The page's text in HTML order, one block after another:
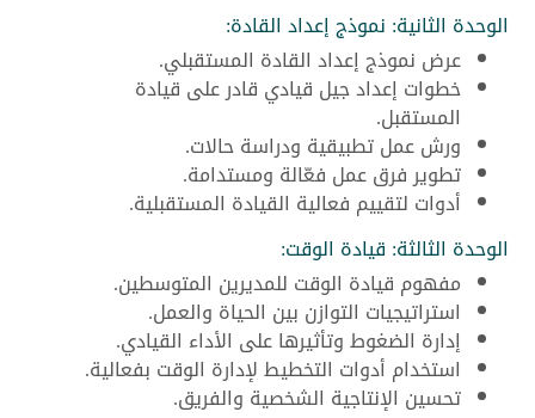
الوحدة الثانية: نموذج إعداد القادة:
عرض نموذج إعداد القادة المستقبلي.
خطوات إعداد جيل قيادي قادر على قيادة
المستقبل.
ورش عمل تطبيقية ودراسة حالات.
تطوير فرق عمل فعّالة ومستدامة.
أدوات لتقييم فعالية القيادة المستقبلية.
الوحدة الثالثة: قيادة الوقت:
مفهوم قيادة الوقت للمديرين المتوسطين.
استراتيجيات التوازن بين الحياة والعمل.
إدارة الضغوط وتأثيرها على الأداء القيادي.
استخدام أدوات التخطيط لإدارة الوقت بفعالية.
تحسين الإنتاجية الشخصية والفريق.